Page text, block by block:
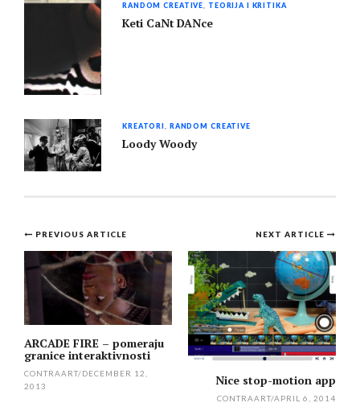
RANDOM CREATIVE TEORIJA I KRITIKA
Keti CaNt DANce
KREATORI RANDOM CREATIVE
Loody Woody
Post
navigation
NEXT ARTICLE
Nice stop-motion app
CONTRAART/APRIL 6, 2014
PREVIOUS ARTICLE
ARCADE FIRE – pomeraju
granice interaktivnosti
CONTRAART/DECEMBER 12,
2013